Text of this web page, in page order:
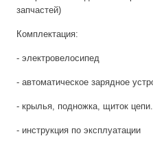
запчастей)
Комплектация:
- электровелосипед
- автоматическое зарядное
- крылья, подножка, щиток цепи.
- инструкция по эксплуатации